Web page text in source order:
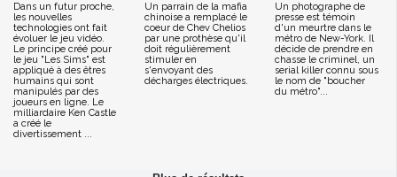
Dans un futur proche,
les nouvelles
technologies ont fait
évoluer le jeu vidéo.
Le principe créé pour
le jeu "Les Sims" est
appliqué à des êtres
humains qui sont
manipulés par des
joueurs en ligne. Le
milliardaire Ken Castle
a créé le
divertissement ...
Un parrain de la mafia
chinoise a remplacé le
coeur de Chev Chelios
par une prothèse qu'il
doit régulièrement
stimuler en
s'envoyant des
décharges électriques.
Un photographe de
presse est témoin
d'un meurtre dans le
métro de New-York. Il
décide de prendre en
chasse le criminel, un
serial killer connu sous
le nom de "boucher
du métro"...